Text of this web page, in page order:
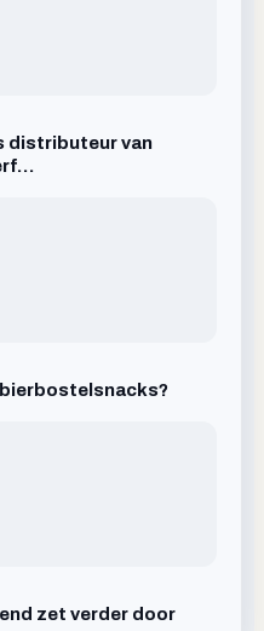
distributeur van
zet verder door